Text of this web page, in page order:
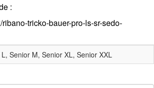
:
tricko-bauer-pro-ls-sr-sedo-
Senior M, Senior XL, Senior XXL